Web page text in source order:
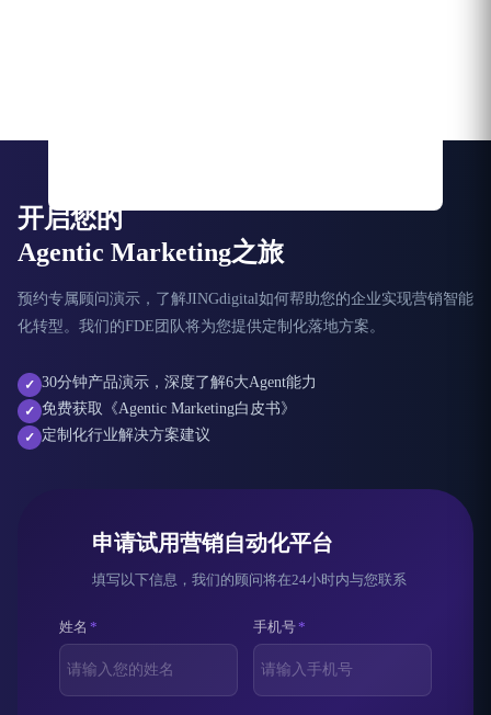
开启您的
Agentic Marketing之旅
预约专属顾问演示，了解JINGdigital如何帮助您的企业实现营销智能
化转型。我们的FDE团队将为您提供定制化落地方案。
✓ 30分钟产品演示，深度了解6大Agent能力
✓ 免费获取《Agentic Marketing白皮书》
✓ 定制化行业解决方案建议
申请试用营销自动化平台
填写以下信息，我们的顾问将在24小时内与您联系
姓名 * 手机号*